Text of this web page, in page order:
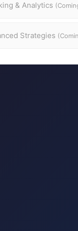
& Analytics
Strategies